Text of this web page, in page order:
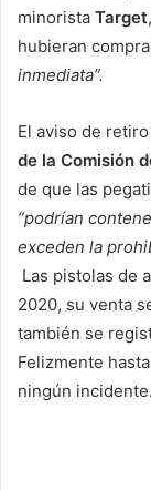
minorista Target
hubieran
inmediata”.
El aviso de
de la Comisión
de que las
“podrían
exceden la
Las pistolas de
2020, su venta
también se
Felizmente
ningún incidente.